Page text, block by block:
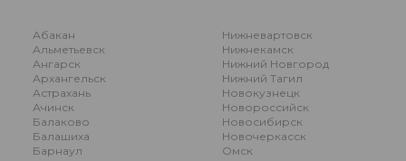
Абакан
Альметьевск
Ангарск
Архангельск
Астрахань
Ачинск
Балаково
Балашиха
Барнаул
Нижневартовск
Нижнекамск
Нижний Новгород
Нижний Тагил
Новокузнецк
Новороссийск
Новосибирск
Новочеркасск
Омск